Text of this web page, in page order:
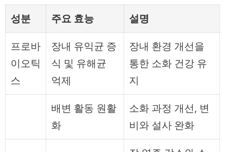
성분 주요 효능 설명
프로바
이오틱
스
장내 유익균 증
식 및 유해균
억제
장내 환경 개선을
통한 소화 건강 유
지
배변 활동 원활
화
소화 과정 개선, 변
비와 설사 완화